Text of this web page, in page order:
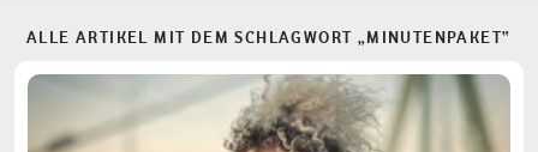
ALLE ARTIKEL MIT DEM SCHLAGWORT „MINUTENPAKET“